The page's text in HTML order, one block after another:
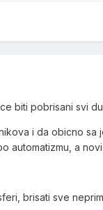
biti pobrisani svi
i da obicno
a
brisati sve